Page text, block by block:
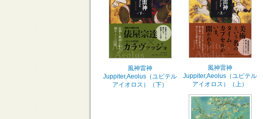
風神雷神
Juppiter,Aeolus（ユピテル
アイオロス）（下）
風神雷神
Juppiter,Aeolus（ユピテル
アイオロス）（上）